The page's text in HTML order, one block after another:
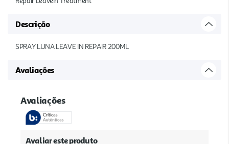
Descrição
SPRAY LUNA LEAVE IN REPAIR 200ML
Avaliações